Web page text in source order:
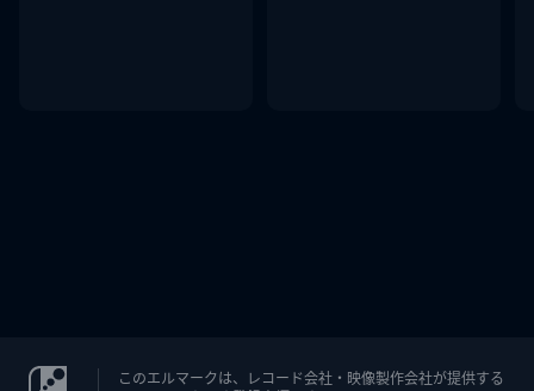
このエルマークは、レコード会社・映像製作会社が提供する